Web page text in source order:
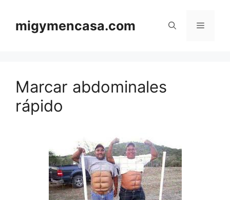
contenido
migymencasa.com Menú
Marcar abdominales
rápido